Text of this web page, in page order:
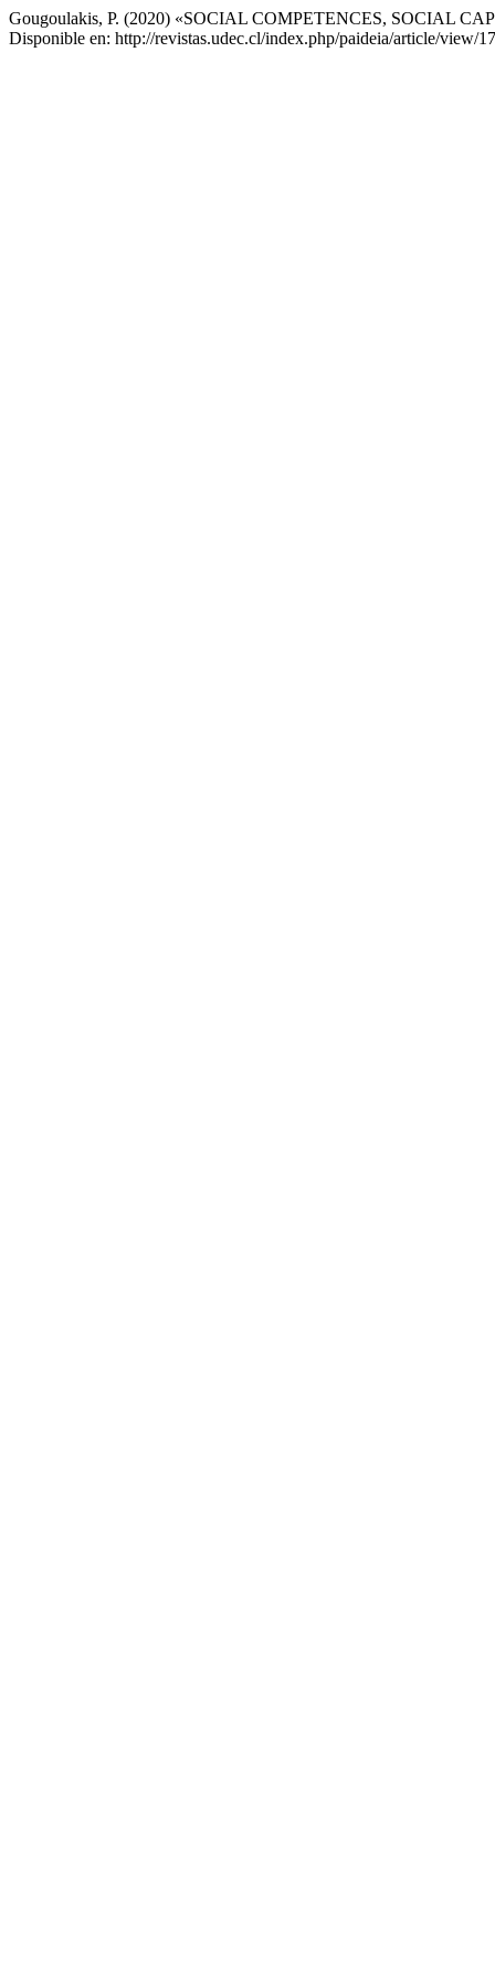
Gougoulakis, P. (2020) «SOCIAL COMPETENCES, SOCIAL
Disponible en: http://revistas.udec.cl/index.php/paideia/article/view/